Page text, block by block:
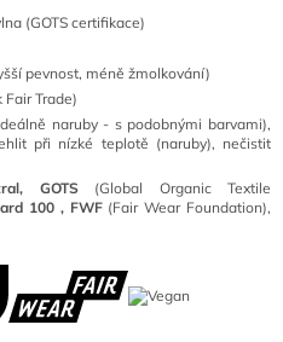
(GOTS certifikace)
pevnost, méně žmolkování)
Trade)
naruby - s podobnými barvami),
při nízké teplotě (naruby), nečistit
GOTS(Global Organic Textile
100 , FWF (Fair Wear Foundation),